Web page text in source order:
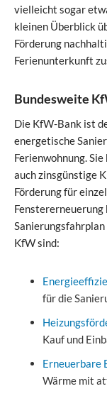
vielleicht sogar
kleinen Überblick
Förderung
Ferienunterkunft
Bundesweite
Die KfW-Bank ist
energetische
Ferienwohnung.
auch zinsgünstige
Förderung für
Fenstererneuerung
KfW sind:
für die
Kauf und
Erneuerbare
Wärme mit